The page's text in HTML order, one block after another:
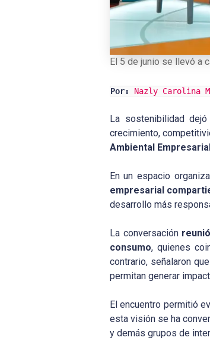
El 5 de junio se llevó a
Por: Nazly Carolina
La sostenibilidad
crecimiento,
Ambiental Empresarial
En un espacio
empresarial
desarrollo más
La conversación
consumo, quienes
contrario, señalaron
permitan generar
El encuentro permitió
esta visión se ha
y demás grupos de